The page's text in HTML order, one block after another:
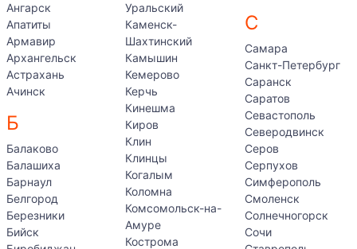
Ангарск
Апатиты
Армавир
Архангельск
Астрахань
Ачинск
Б
Балаково
Балашиха
Барнаул
Белгород
Березники
Бийск
Уральский
Каменск-
Шахтинский
Камышин
Кемерово
Керчь
Кинешма
Киров
Клин
Клинцы
Когалым
Коломна
Комсомольск-на-
Амуре
Кострома
С
Самара
Санкт-Петербург
Саранск
Саратов
Севастополь
Северодвинск
Серов
Серпухов
Симферополь
Смоленск
Солнечногорск
Сочи